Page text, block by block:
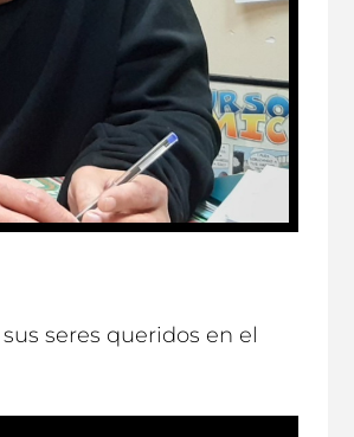
seres queridos en el